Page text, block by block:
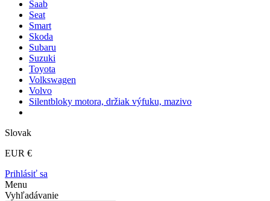
Saab
Seat
Smart
Skoda
Subaru
Suzuki
Toyota
Volkswagen
Volvo
Silentbloky motora, držiak výfuku, mazivo
Slovak
EUR €
Prihlásiť sa
Menu
Vyhľadávanie